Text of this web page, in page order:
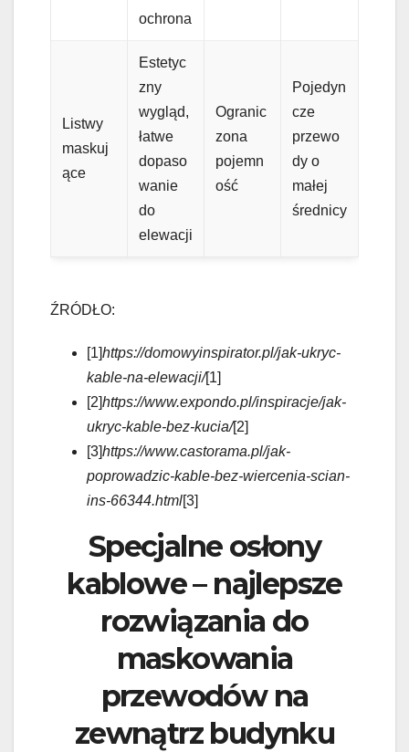
ochrona
Listwy
maskuj
ące
Estetyc
zny
wygląd,
łatwe
dopaso
wanie
do
elewacji
Ogranic
zona
pojemn
ość
Pojedyn
cze
przewo
dy o
małej
średnicy
ŹRÓDŁO:
[1]https://domowyinspirator.pl/jak-ukryc-
kable-na-elewacji/[1]
[2]https://www.expondo.pl/inspiracje/jak-
ukryc-kable-bez-kucia/[2]
[3]https://www.castorama.pl/jak-
poprowadzic-kable-bez-wiercenia-scian-
ins-66344.html[3]
Specjalne osłony
kablowe – najlepsze
rozwiązania do
maskowania
przewodów na
zewnątrz budynku